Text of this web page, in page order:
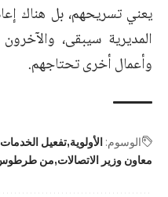
يعني تسريحهم، بل هناك
المديرية سيبقى،
وأعمال أخرى تحتاجهم.
الوسوم: الأولوية تفعيل الخدمات
معاون وزير الاتصالات من